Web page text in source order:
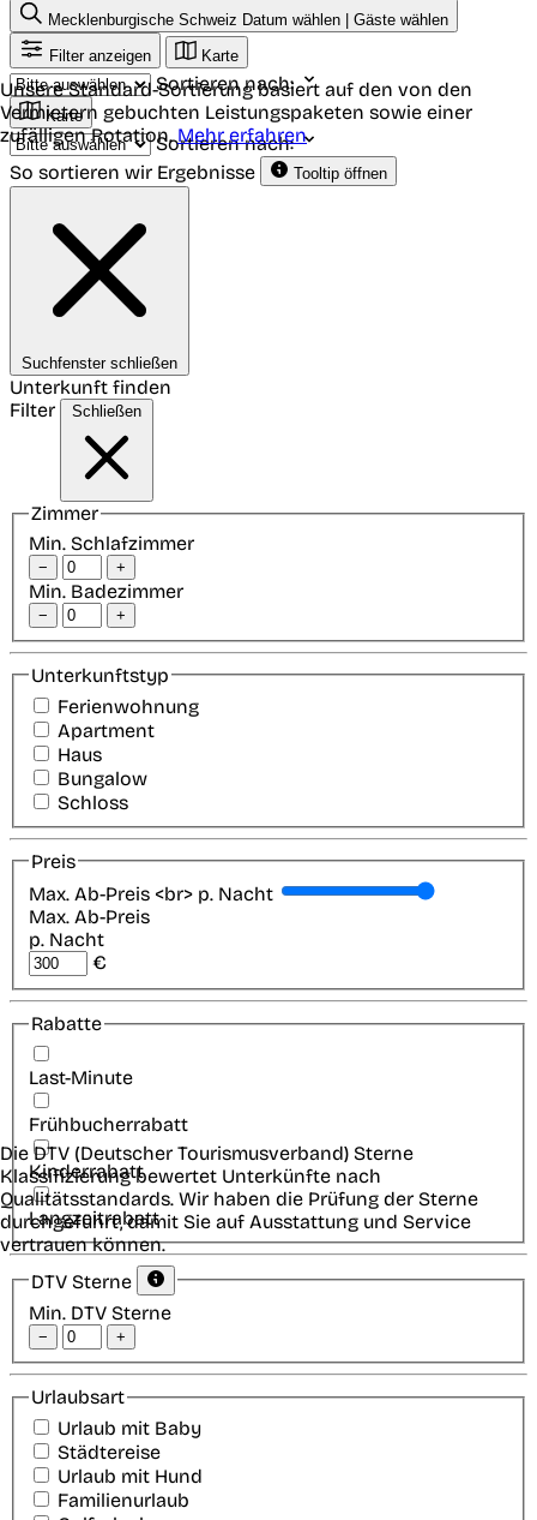
Mecklenburgische Schweiz Datum wählen | Gäste wählen
Filter anzeigen
Karte
Sortieren nach:
Karte
Sortieren nach:
So sortieren wir Ergebnisse
Tooltip öffnen
Unsere Standard-Sortierung basiert auf den von den
Vermietern gebuchten Leistungspaketen sowie einer
zufälligen Rotation.Mehr erfahren
Suchfenster schließen
Unterkunft finden
Filter
Schließen
Zimmer
Min. Schlafzimmer
− +
Min. Badezimmer
− +
Unterkunftstyp
Ferienwohnung
Apartment
Haus
Bungalow
Schloss
Preis
Max. Ab-Preis <br> p. Nacht
Max. Ab-Preis
p. Nacht
€
Rabatte
Last-Minute
Frühbucherrabatt
Kinderrabatt
Langzeitrabatt
DTV Sterne
Min. DTV Sterne
− +
Die DTV (Deutscher Tourismusverband) Sterne
Klassifizierung bewertet Unterkünfte nach
Qualitätsstandards. Wir haben die Prüfung der Sterne
durchgeführt, damit Sie auf Ausstattung und Service
vertrauen können.
Urlaubsart
Urlaub mit Baby
Städtereise
Urlaub mit Hund
Familienurlaub